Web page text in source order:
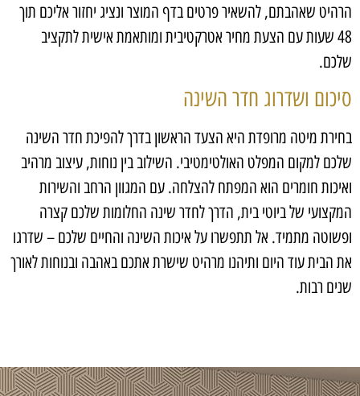
הרהיט שאהבתם, להשאיר פרטים בדף המוצר ונציג יחזור אליכם תוך
48 שעות עם הצעת מחיר אטרקטיבית ומותאמת אישית לתקציב
שלכם.
סיכום ושדרוג חדר השינה
בחירת מיטה מרופדת היא הצעד הראשון בדרך להפיכת חדר השינה
שלכם למקום המפלט האולטימטיבי. השילוב בין נוחות, עיצוב מרהיב
ואיכות חומרים הוא המפתח להצלחה. עם המגוון הרחב והשירות
המקצועי של ביוטי בית, הדרך לחדר שינה החלומות שלכם קצרה
ופשוטה מתמיד. אל תתפשרו על איכות השינה והחיים שלכם – שדרגו
את הבית עוד היום ותיהנו מרהיט שישרת אתכם באהבה ובנוחות לאורך
שנים רבות.